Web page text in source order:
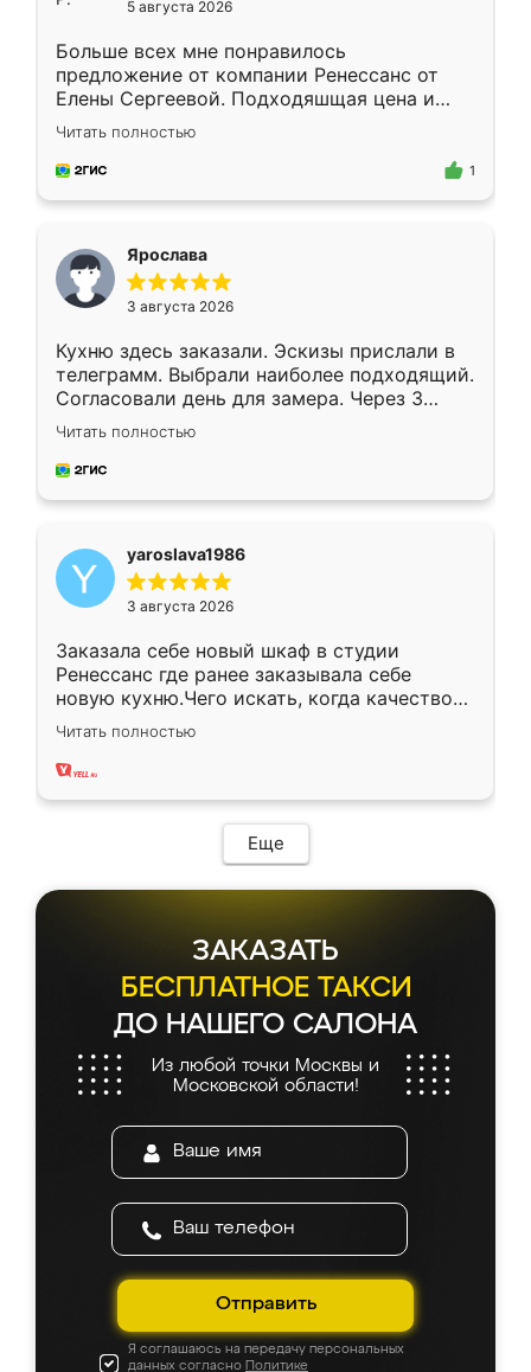
5 августа 2026
Больше всех мне понравилось
предложение от компании Ренессанс от
Елены Сергеевой. Подходяшщая цена и
короткие сроки изготовления. Приехавший
для замера сотрудник Владислав
предложил по моему эскизу самый
Читать полностью
1
Ярослава
3 августа 2026
Кухню здесь заказали. Эскизы прислали в
телеграмм. Выбрали наиболее подходящий.
Согласовали день для замера. Через 3
недели кухня была уже готова. Остались
довольны работой. Спасибо Ренессанс
мебель за качественную работу!
Читать полностью
yaroslava1986
3 августа 2026
Заказала себе новый шкаф в студии
Ренессанс где ранее заказывала себе
новую кухню.Чего искать, когда качеством
вполне довольна. Служит кухня уже почти
два года, нареканий нет.
Читать полностью
Еще
ЗАКАЗАТЬ
БЕСПЛАТНОЕ ТАКСИ
ДО НАШЕГО САЛОНА
Из любой точки Москвы и
Московской области!
Отправить
Я соглашаюсь на передачу персональных
данных согласно Политике